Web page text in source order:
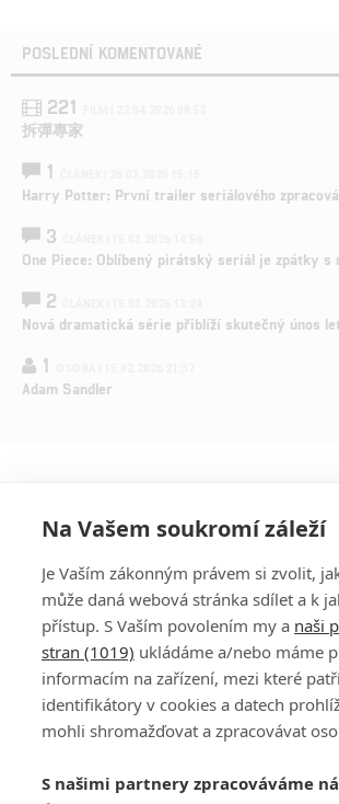
POSLEDNÍ KOMENTOVANÉ
221
拆彈專家
1
Harry Potter: První trailer seriálového
3
One Piece: Oblíbený pirátský seriál je zpátky s
2
Nová dramatická série přiblíží skutečný únos
1
Adam Sandler
DISKUZE
Šéfredaktorkou webu jePetr Slavík, e-mail
Na Vašem soukromí záleží
Je Vaším zákonným právem si zvolit,
může daná webová stránka sdílet a k
přístup. S Vaším povolením my a naši
stran (1019) ukládáme a/nebo máme
informacím na zařízení, mezi které
identifikátory v cookies a datech
mohli shromažďovat a zpracovávat
S našimi partnery zpracováváme